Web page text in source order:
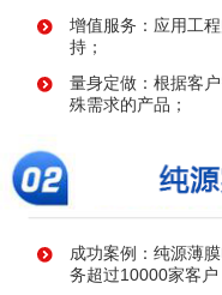
增值服务：应用工
持；
量身定做：根据客
殊需求的产品；
成功案例：纯源薄
务超过10000家客户